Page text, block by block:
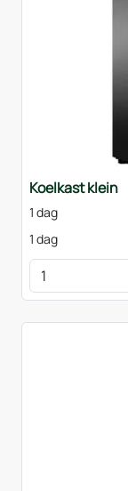
Koelkast klein
1 dag
1 dag